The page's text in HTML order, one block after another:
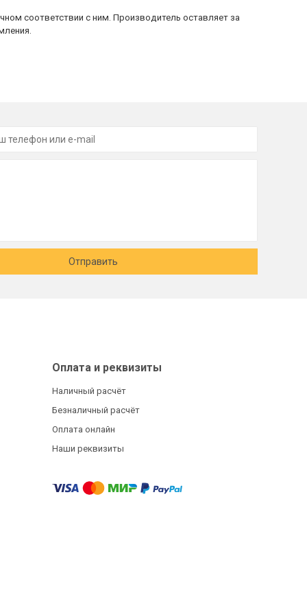
соответствии с ним. Производитель оставляет за
Отправить
Оплата и реквизиты
Наличный расчёт
Безналичный расчёт
Оплата онлайн
Наши реквизиты